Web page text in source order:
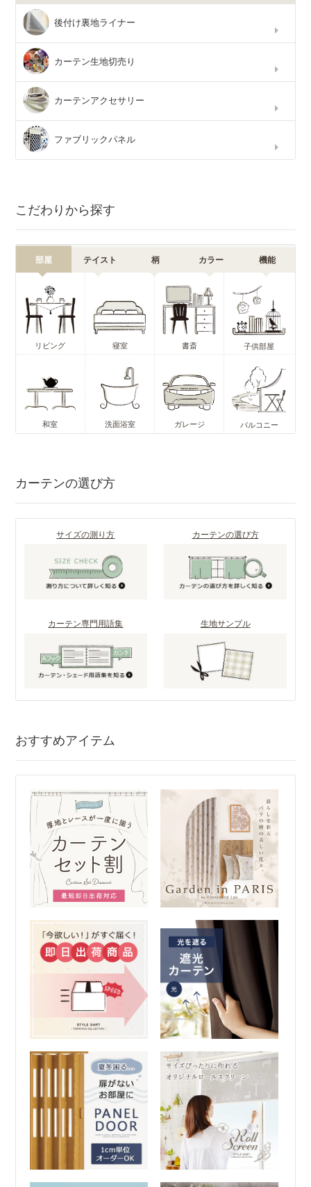
後付け裏地ライナー
カーテン生地切売り
カーテンアクセサリー
ファブリックパネル
こだわりから探す
部屋 テイスト 柄 カラー 機能
リビング 寝室 書斎 子供部屋
和室 洗面浴室 ガレージ バルコニー
カーテンの選び方
サイズの測り方 カーテンの選び方
カーテン専門用語集 生地サンプル
おすすめアイテム